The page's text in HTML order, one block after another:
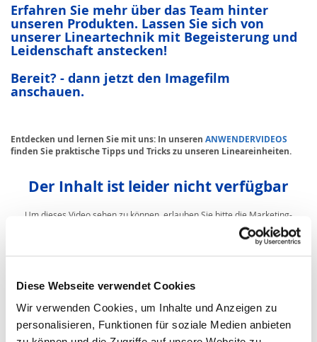
Diese Webseite verwendet Cookies
Wir verwenden Cookies, um Inhalte und Anzeigen zu
personalisieren, Funktionen für soziale Medien anbieten
Erfahren Sie mehr über das Team hinter
unseren Produkten. Lassen Sie sich von
unserer Lineartechnik mit Begeisterung und
Leidenschaft anstecken!
Bereit? - dann jetzt den Imagefilm
anschauen.
Entdecken und lernen Sie mit uns: In unseren ANWENDERVIDEOS
finden Sie praktische Tipps und Tricks zu unseren Lineareinheiten.
Der Inhalt ist leider nicht verfügbar
Um dieses Video sehen zu können, erlauben Sie bitte die Marketing-